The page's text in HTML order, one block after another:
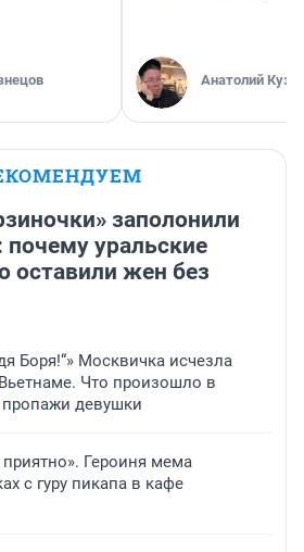
Анатолий
заполонили
почему уральские
оставили жен без
Боря!“» Москвичка исчезла
Что произошло в
девушки
Героиня мема
с гуру пикапа в кафе